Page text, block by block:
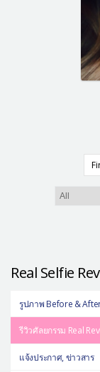
Real Selfie
รูปภาพ Before &
รีวิวศัลยกรรม Real
แจ้งประกาศ, ข่าวสาร